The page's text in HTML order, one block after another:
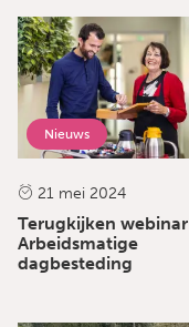
Nieuws
21 mei 2024
Terugkijken webinar
Arbeidsmatige
dagbesteding